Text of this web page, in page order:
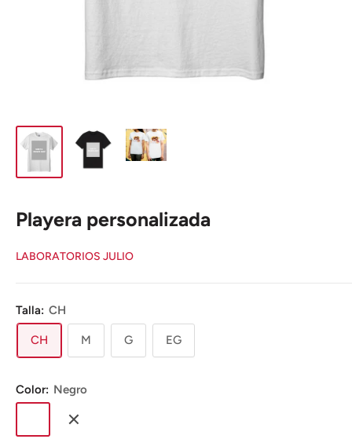
Playera personalizada
LABORATORIOS JULIO
Talla: CH
CH M G EG
Color: Negro
Blanco